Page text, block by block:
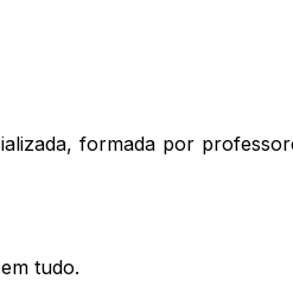
formada por
tudo.